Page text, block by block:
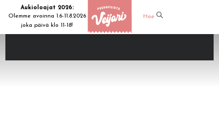
Aukioloajat 2026:
Olemme avoinna 1.6-11.8.2026
joka päivä klo 11-18!
Hae